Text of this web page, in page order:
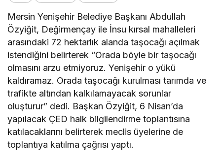
Mersin Yenişehir Belediye Başkanı Abdullah
Özyiğit, Değirmençay ile İnsu kırsal mahalleleri
arasındaki 72 hektarlık alanda taşocağı açılmak
istendiğini belirterek “Orada böyle bir taşocağı
olmasını arzu etmiyoruz. Yenişehir o yükü
kaldıramaz. Orada taşocağı kurulması tarımda ve
trafikte altından kalkılamayacak sorunlar
oluşturur” dedi. Başkan Özyiğit, 6 Nisan’da
yapılacak ÇED halk bilgilendirme toplantısına
katılacaklarını belirterek meclis üyelerine de
toplantıya katılma çağrısı yaptı.